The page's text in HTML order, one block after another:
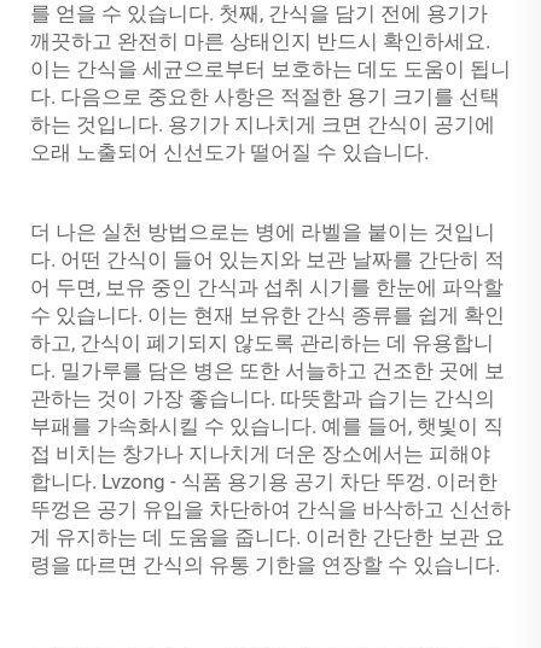
를 얻을 수 있습니다. 첫째, 간식을 담기 전에 용기가
깨끗하고 완전히 마른 상태인지 반드시 확인하세요.
이는 간식을 세균으로부터 보호하는 데도 도움이 됩니
다. 다음으로 중요한 사항은 적절한 용기 크기를 선택
하는 것입니다. 용기가 지나치게 크면 간식이 공기에
오래 노출되어 신선도가 떨어질 수 있습니다.
더 나은 실천 방법으로는 병에 라벨을 붙이는 것입니
다. 어떤 간식이 들어 있는지와 보관 날짜를 간단히 적
어 두면, 보유 중인 간식과 섭취 시기를 한눈에 파악할
수 있습니다. 이는 현재 보유한 간식 종류를 쉽게 확인
하고, 간식이 폐기되지 않도록 관리하는 데 유용합니
다. 밀가루를 담은 병은 또한 서늘하고 건조한 곳에 보
관하는 것이 가장 좋습니다. 따뜻함과 습기는 간식의
부패를 가속화시킬 수 있습니다. 예를 들어, 햇빛이 직
접 비치는 창가나 지나치게 더운 장소에서는 피해야
합니다. Lvzong - 식품 용기용 공기 차단 뚜껑. 이러한
뚜껑은 공기 유입을 차단하여 간식을 바삭하고 신선하
게 유지하는 데 도움을 줍니다. 이러한 간단한 보관 요
령을 따르면 간식의 유통 기한을 연장할 수 있습니다.